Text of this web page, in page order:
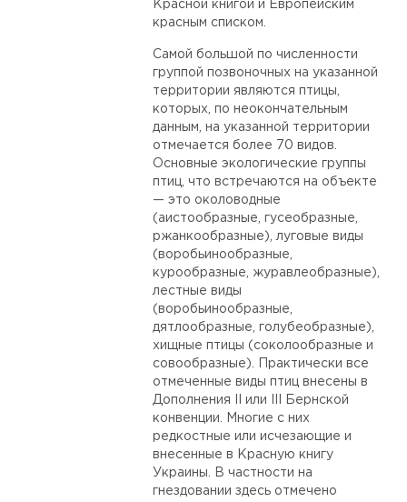
Красной книгой и Европейским
красным списком.
Самой большой по численности
группой позвоночных на указанной
территории являются птицы,
которых, по неокончательным
данным, на указанной территории
отмечается более 70 видов.
Основные экологические группы
птиц, что встречаются на объекте
— это околоводные
(аистообразные, гусеобразные,
ржанкообразные), луговые виды
(воробьинообразные,
курообразные, журавлеобразные),
лестные виды
(воробьинообразные,
дятлообразные, голубеобразные),
хищные птицы (соколообразные и
совообразные). Практически все
отмеченные виды птиц внесены в
Дополнения ІІ или ІІІ Бернской
конвенции. Многие с них
редкостные или исчезающие и
внесенные в Красную книгу
Украины. В частности на
гнездовании здесь отмечено